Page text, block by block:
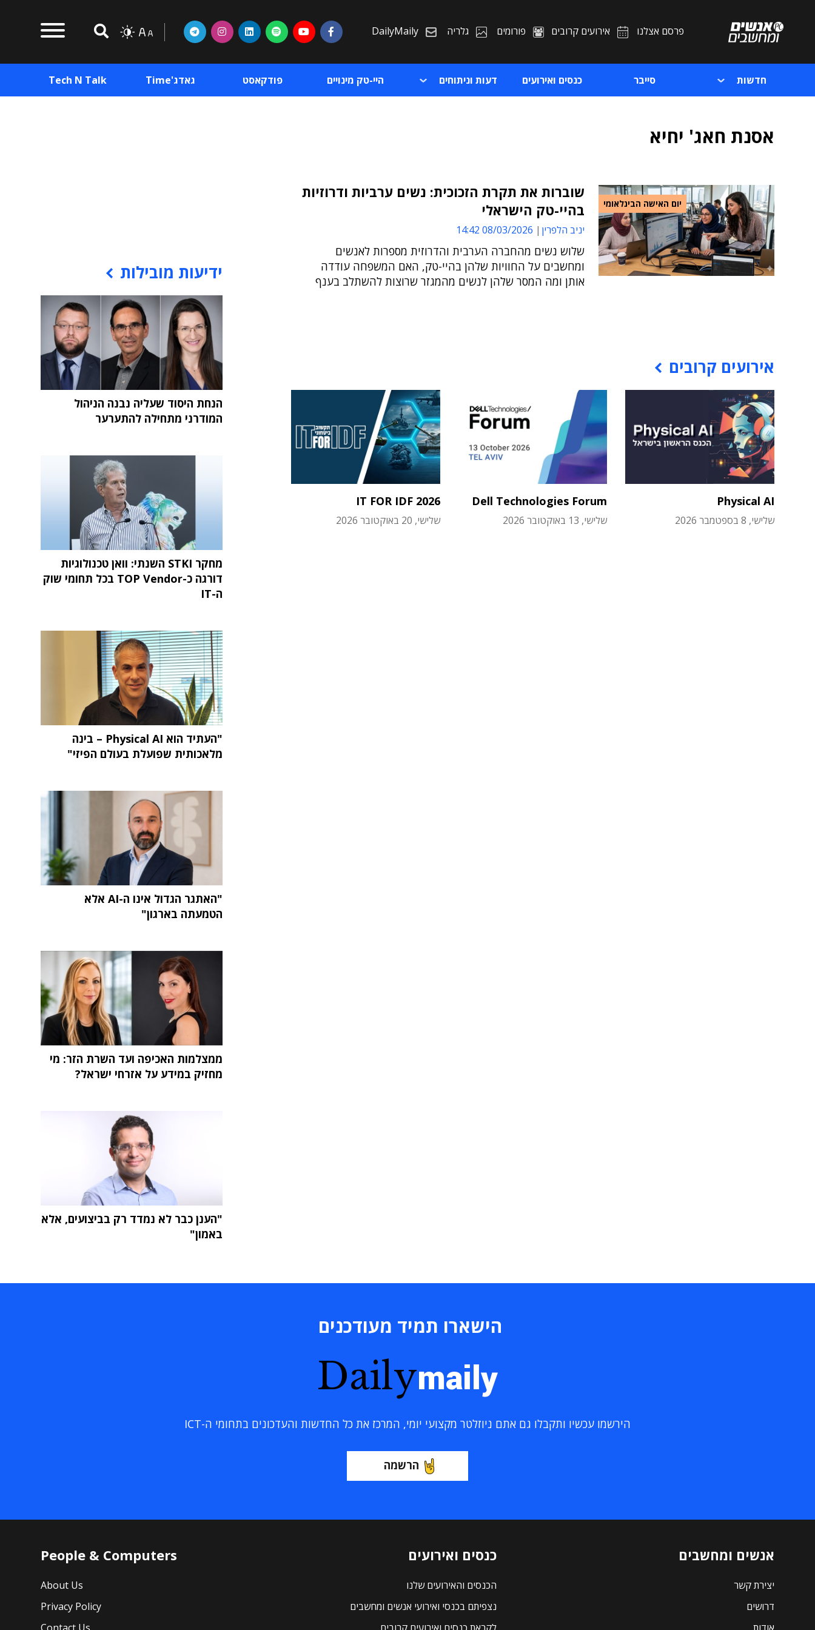
פרסם אצלנו אירועים קרובים פורומים גלריה DailyMaily
חדשות סייבר כנסים ואירועים דעות וניתוחים היי-טק מינויים פודקאסט גאדג'Time Tech N Talk
אסנת חאג' יחיא
יום האישה הבינלאומי
שוברות את תקרת הזכוכית: נשים ערביות ודרוזיות
בהיי-טק הישראלי
יניב הלפרין 08/03/2026 14:42
שלוש נשים מהחברה הערבית והדרוזית מספרות לאנשים
ומחשבים על החוויות שלהן בהיי-טק, האם המשפחה עודדה
אותן ומה המסר שלהן לנשים מהמגזר שרוצות להשתלב בענף
אירועים קרובים
Physical AI
שלישי, 8 בספטמבר 2026
Dell Technologies Forum
שלישי, 13 באוקטובר 2026
IT FOR IDF 2026
שלישי, 20 באוקטובר 2026
ידיעות מובילות
הנחת היסוד שעליה נבנה הניהול
המודרני מתחילה להתערער
מחקר STKI השנתי: וואן טכנולוגיות
דורגה כ-TOP Vendor בכל תחומי שוק
ה-IT
"העתיד הוא Physical AI – בינה
מלאכותית שפועלת בעולם הפיזי"
"האתגר הגדול אינו ה-AI אלא
הטמעתה בארגון"
ממצלמות האכיפה ועד השרת הזר: מי
מחזיק במידע על אזרחי ישראל?
"הענן כבר לא נמדד רק בביצועים, אלא
באמון"
הישארו תמיד מעודכנים
Dailymaily
הירשמו עכשיו ותקבלו גם אתם ניוזלטר מקצועי יומי, המרכז את כל החדשות והעדכונים בתחומי ה-ICT
הרשמה
אנשים ומחשבים
יצירת קשר
דרושים
כנסים ואירועים
הכנסים והאירועים שלנו
נצפיתם בכנסי ואירועי אנשים ומחשבים
People & Computers
About Us
Privacy Policy